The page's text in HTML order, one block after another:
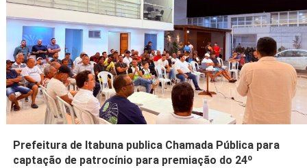
Prefeitura de Itabuna publica Chamada Pública para
captação de patrocínio para premiação do 24º